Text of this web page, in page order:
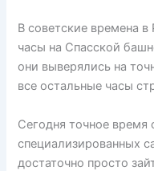
В советские времена
часы на Спасской
они выверялись на
все остальные часы
Сегодня точное время
специализированных
достаточно просто